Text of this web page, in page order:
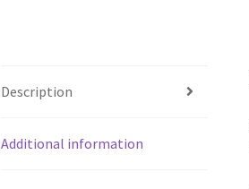
Description
Additional information